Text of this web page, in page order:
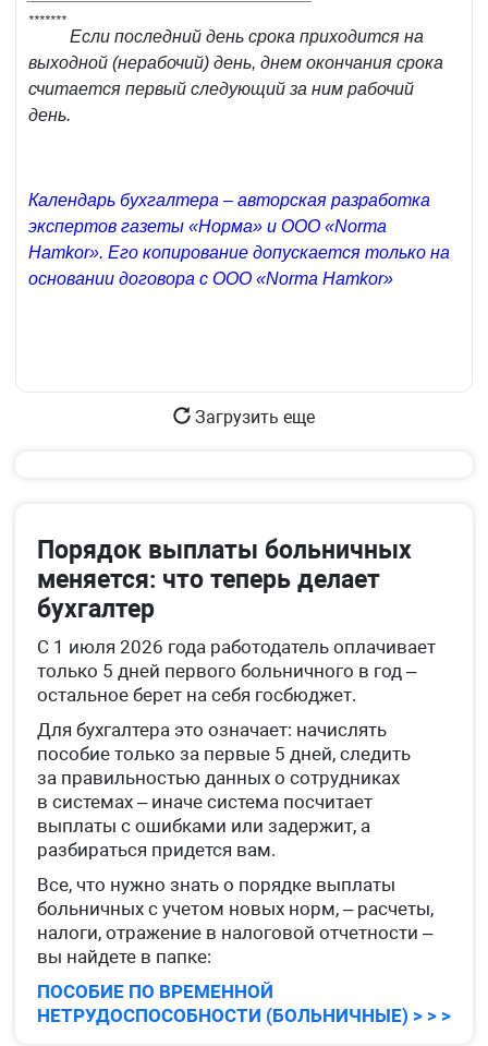
*******
Если последний день срока приходится на
выходной (нерабочий) день, днем окончания срока
считается первый следующий за ним рабочий
день.
Календарь бухгалтера – авторская разработка
экспертов газеты «Норма» и ООО «Norma
Hamkor». Его копирование допускается только на
основании договора с ООО «Norma Hamkor»
Загрузить еще
Порядок выплаты больничных
меняется: что теперь делает
бухгалтер
С 1 июля 2026 года работодатель оплачивает
только 5 дней первого больничного в год –
остальное берет на себя госбюджет.
Для бухгалтера это означает: начислять
пособие только за первые 5 дней, следить
за правильностью данных о сотрудниках
в системах – иначе система посчитает
выплаты с ошибками или задержит, а
разбираться придется вам.
Все, что нужно знать о порядке выплаты
больничных с учетом новых норм, – расчеты,
налоги, отражение в налоговой отчетности –
вы найдете в папке:
ПОСОБИЕ ПО ВРЕМЕННОЙ
НЕТРУДОСПОСОБНОСТИ (БОЛЬНИЧНЫЕ) > > >